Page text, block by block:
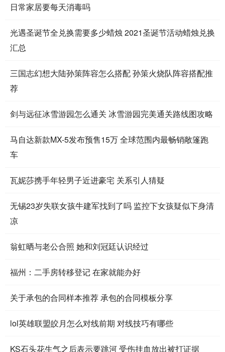
日常家居要每天消毒吗
光遇圣诞节全兑换需要多少蜡烛 2021圣诞节活动蜡烛兑换
汇总
三国志幻想大陆孙策阵容怎么搭配 孙策火烧队阵容搭配推
荐
剑与远征冰雪游园怎么通关 冰雪游园完美通关路线图攻略
马自达新款MX-5发布预售15万 全球范围内最畅销敞篷跑
车
瓦妮莎携手年轻男子近进豪宅 关系引人猜疑
无锡23岁失联女孩牛建军找到了吗 监控下女孩疑似下身清
凉
翁虹晒与老公合照 她和刘冠廷认识经过
福州：二手房转移登记 在家就能办好
关于承包的合同样本推荐 承包的合同模板分享
lol英雄联盟皎月怎么对线前期 对线技巧有哪些
KS石头花生气之后表示要跳河 受伤挂血放出被打证据